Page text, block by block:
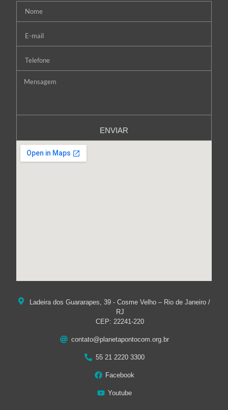
ENVIAR
Ladeira dos Guararapes, 39 - Cosme Velho – Rio de Janeiro /
RJ
CEP: 22241-220
contato@planetapontocom.org.br
55 21 2220 3300
Facebook
Youtube